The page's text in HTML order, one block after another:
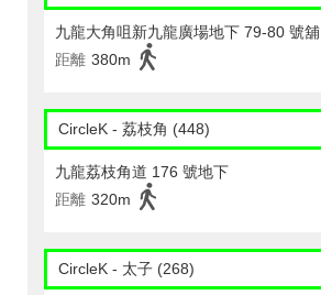
九龍大角咀新九龍廣場地下 79-80 號舖
距離 380m
CircleK - 荔枝角 (448)
九龍荔枝角道 176 號地下
距離 320m
CircleK - 太子 (268)